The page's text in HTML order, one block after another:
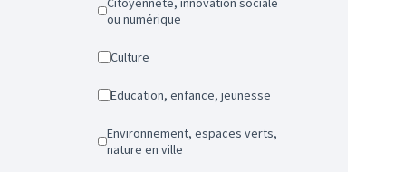
ou numérique
Culture
Education, enfance, jeunesse
Environnement, espaces verts,
nature en ville